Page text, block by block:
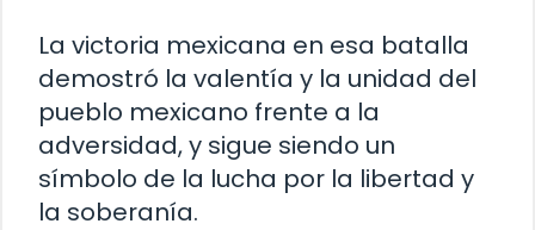
La victoria mexicana en esa batalla
demostró la valentía y la unidad del
pueblo mexicano frente a la
adversidad, y sigue siendo un
símbolo de la lucha por la libertad y
la soberanía.